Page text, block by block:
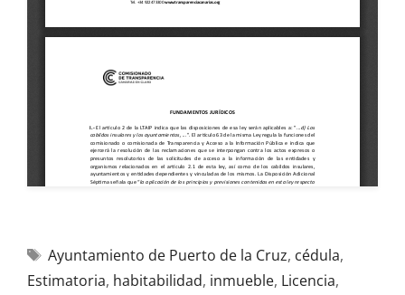
Ayuntamiento de Puerto de la Cruz, cédula,
Estimatoria, habitabilidad, inmueble, Licencia,